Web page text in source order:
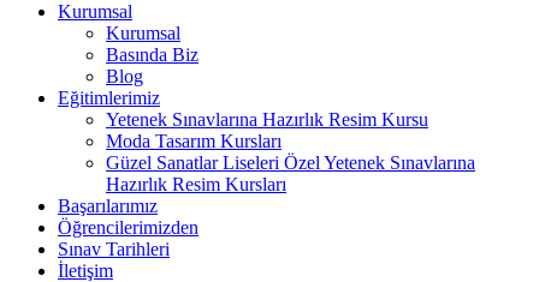
Kurumsal
Kurumsal
Basında Biz
Blog
Eğitimlerimiz
Yetenek Sınavlarına Hazırlık Resim Kursu
Moda Tasarım Kursları
Güzel Sanatlar Liseleri Özel Yetenek Sınavlarına
Hazırlık Resim Kursları
Başarılarımız
Öğrencilerimizden
Sınav Tarihleri
İletişim